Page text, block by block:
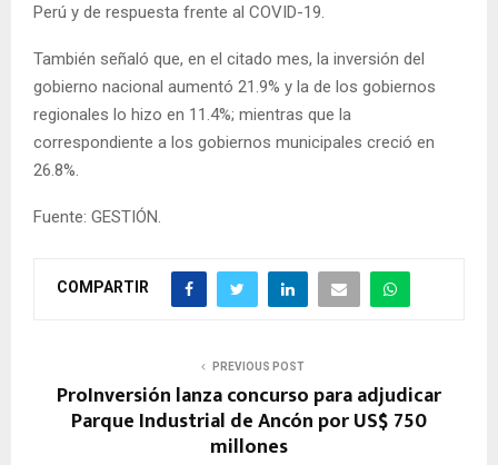
Perú y de respuesta frente al COVID-19.
También señaló que, en el citado mes, la inversión del
gobierno nacional aumentó 21.9% y la de los gobiernos
regionales lo hizo en 11.4%; mientras que la
correspondiente a los gobiernos municipales creció en
26.8%.
Fuente: GESTIÓN.
COMPARTIR
PREVIOUS POST
ProInversión lanza concurso para adjudicar
Parque Industrial de Ancón por US$ 750
millones